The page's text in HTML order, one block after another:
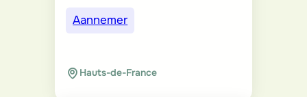
Aannemer
Hauts-de-France